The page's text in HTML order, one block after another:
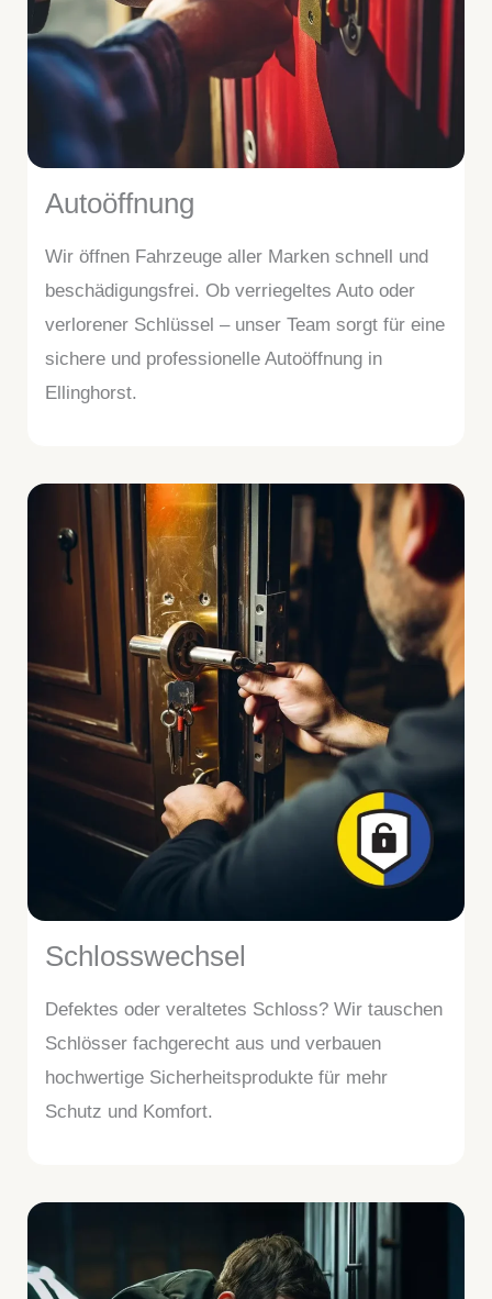
Autoöffnung
Wir öffnen Fahrzeuge aller Marken schnell und
beschädigungsfrei. Ob verriegeltes Auto oder
verlorener Schlüssel – unser Team sorgt für eine
sichere und professionelle Autoöffnung in
Ellinghorst.
Schlosswechsel
Defektes oder veraltetes Schloss? Wir tauschen
Schlösser fachgerecht aus und verbauen
hochwertige Sicherheitsprodukte für mehr
Schutz und Komfort.